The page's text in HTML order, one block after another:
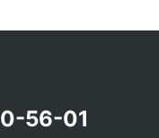
56-01